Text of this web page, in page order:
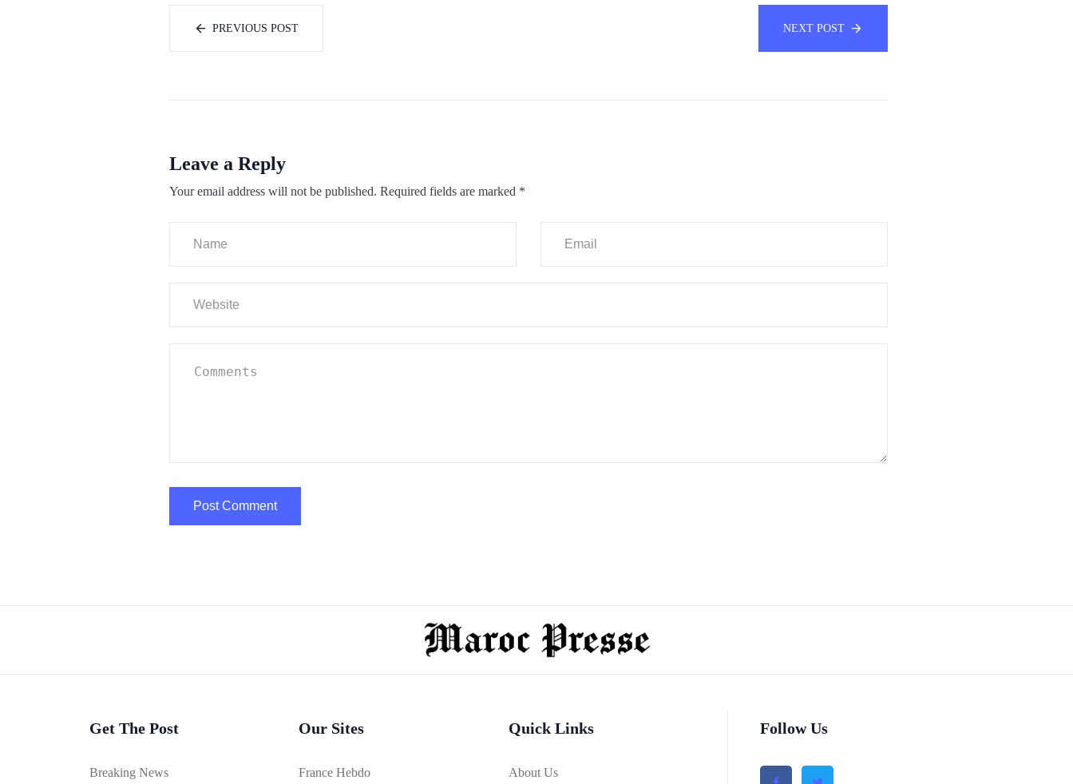
PREVIOUS POST NEXT POST
Leave a Reply
Your email address will not be published. Required fields are marked *
Get The Post
Breaking News
Our Sites
France Hebdo
Quick Links
About Us
Follow Us